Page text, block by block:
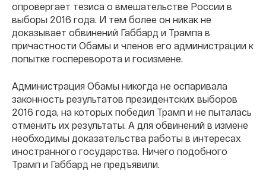
опровергает тезиса о вмешательстве России в
выборы 2016 года. И тем более он никак не
доказывает обвинений Габбард и Трампа в
причастности Обамы и членов его администрации к
попытке госпереворота и госизмене.
Администрация Обамы никогда не оспаривала
законность результатов президентских выборов
2016 года, на которых победил Трамп и не пыталась
отменить их результаты. А для обвинений в измене
необходимы доказательства работы в интересах
иностранного государства. Ничего подобного
Трамп и Габбард не предъявили.